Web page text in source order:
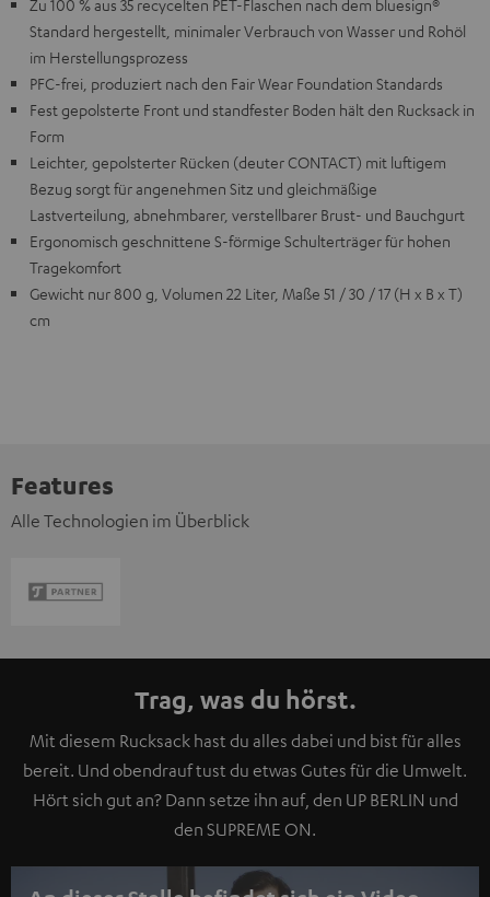
Zu 100 % aus 35 recycelten PET-Flaschen nach dem bluesign®
Standard hergestellt, minimaler Verbrauch von Wasser und Rohöl
im Herstellungsprozess
PFC-frei, produziert nach den Fair Wear Foundation Standards
Fest gepolsterte Front und standfester Boden hält den Rucksack in
Form
Leichter, gepolsterter Rücken (deuter CONTACT) mit luftigem
Bezug sorgt für angenehmen Sitz und gleichmäßige
Lastverteilung, abnehmbarer, verstellbarer Brust- und Bauchgurt
Ergonomisch geschnittene S-förmige Schulterträger für hohen
Tragekomfort
Gewicht nur 800 g, Volumen 22 Liter, Maße 51 / 30 / 17 (H x B x T)
cm
Features
Alle Technologien im Überblick
Trag, was du hörst.
Mit diesem Rucksack hast du alles dabei und bist für alles
bereit. Und obendrauf tust du etwas Gutes für die Umwelt.
Hört sich gut an? Dann setze ihn auf, den UP BERLIN und
den SUPREME ON.